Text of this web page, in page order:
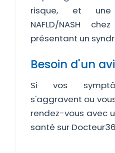
risque, et
NAFLD/NASH
présentant un
Besoin d'un
Si vos
s'aggravent ou
rendez-vous avec
santé sur